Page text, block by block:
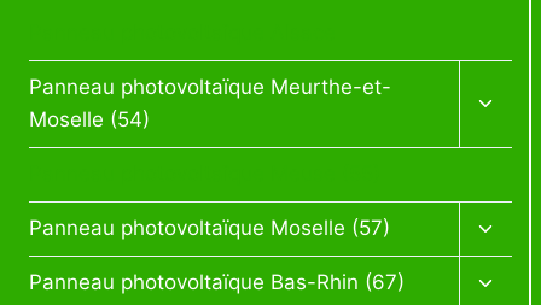
Panneau photovoltaïque Meurthe-et-
Moselle (54)
Panneau photovoltaïque Moselle (57)
Panneau photovoltaïque Bas-Rhin (67)